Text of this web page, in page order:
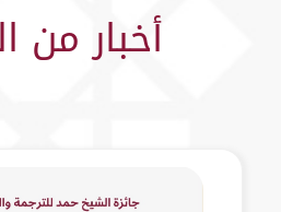
أخبار من